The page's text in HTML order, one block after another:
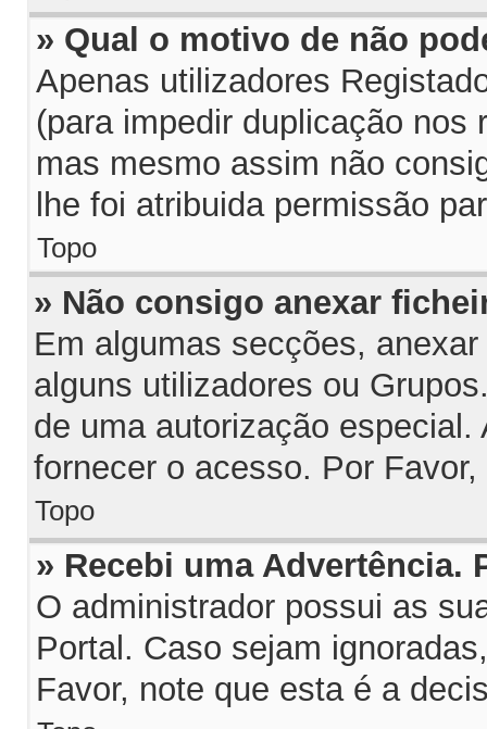
» Qual o motivo de não
Apenas utilizadores
(para impedir duplicação
mas mesmo assim não
lhe foi atribuida permissão
Topo
» Não consigo anexar
Em algumas secções,
alguns utilizadores ou
de uma autorização
fornecer o acesso. Por
Topo
» Recebi uma Advertência.
O administrador possui as
Portal. Caso sejam
Favor, note que esta é a